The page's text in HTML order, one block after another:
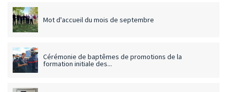
Mot d'accueil du mois de septembre
Cérémonie de baptêmes de promotions de la
formation initiale des...